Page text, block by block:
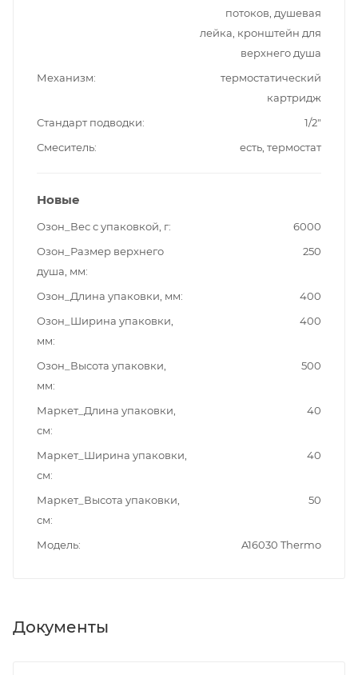
потоков, душевая
лейка, кронштейн для
верхнего душа
Механизм
термостатический
картридж
Стандарт подводки
1/2"
Смеситель
есть, термостат
Новые
Озон_Вес с упаковкой, г
6000
Озон_Размер верхнего
душа, мм
250
Озон_Длина упаковки, мм
400
Озон_Ширина упаковки,
мм
400
Озон_Высота упаковки,
мм
500
Маркет_Длина упаковки,
см
40
Маркет_Ширина упаковки,
см
40
Маркет_Высота упаковки,
см
50
Модель A16030 Thermo
Документы